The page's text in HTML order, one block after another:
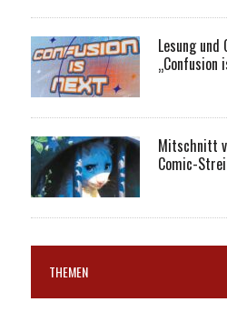
Lesung und
„Confusion
Mitschnitt
Comic-
THEMEN